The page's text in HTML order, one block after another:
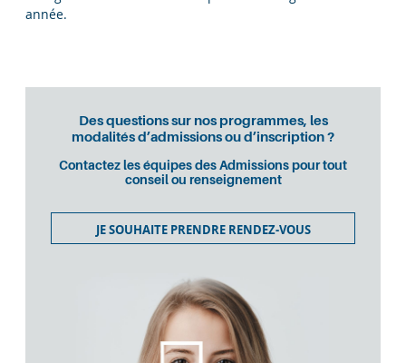
année.
Des questions sur nos programmes, les
modalités d’admissions ou d’inscription ?
Contactez les équipes des Admissions pour tout
conseil ou renseignement
JE SOUHAITE PRENDRE RENDEZ-VOUS